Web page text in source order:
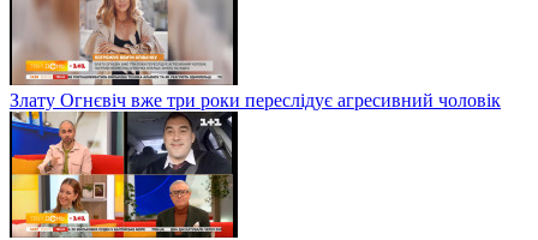
Злату Огнєвіч вже три роки переслідує агресивний чоловік